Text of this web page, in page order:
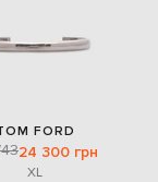
FORD
24 300 грн
XL